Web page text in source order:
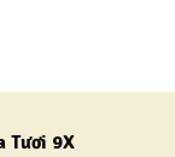
Tươi 9X